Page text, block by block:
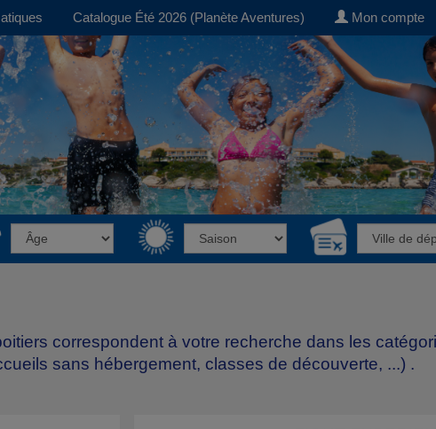
Catalogue Été 2026 (Planète Aventures) Mon compte
correspondent à votre recherche dans les
sans hébergement, classes de découverte, ...) .